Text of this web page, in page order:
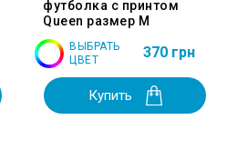
футболка с принтом
Queen размер M
ВЫБРАТЬ
ЦВЕТ
370 грн
Купить